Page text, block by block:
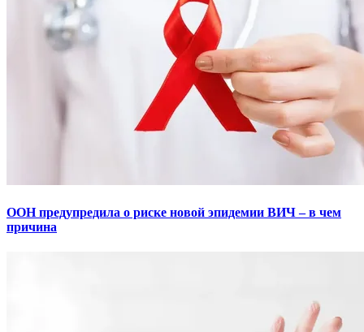
ООН предупредила о риске новой эпидемии ВИЧ – в чем
причина